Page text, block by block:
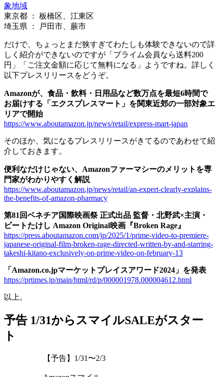
象地域
東京都 ： 板橋区、江東区
埼玉県 ： 戸田市、蕨市
だけで、ちょっとまだ狭すぎてわたしも体験できないので詳
しく紹介ができないのですが「プライム会員なら送料200
円」「ご注文金額に応じて無料になる」ようですね。詳しく
以下プレスリリースをどうぞ。
Amazonが、食品・飲料・日用品など数万点を最短6時間で
お届けする「エクスプレスマート」を関東近郊の一部対象エ
リアで開始
https://www.aboutamazon.jp/news/retail/express-mart-japan
そのほか、気になるプレスリリースがきてるのであわせて紹
介しておきます。
便利なだけじゃない、Amazonファーマシーのメリットを専
門家がわかりやすく解説
https://www.aboutamazon.jp/news/retail/an-expert-clearly-explains-
the-benefits-of-amazon-pharmacy
第81回ベネチア国際映画祭 正式出品 監督・北野武×主演・
ビートたけし Amazon Original映画『Broken Rage』
https://press.aboutamazon.com/jp/2025/1/prime-video-to-premiere-
japanese-original-film-broken-rage-directed-written-by-and-starring-
takeshi-kitano-exclusively-on-prime-video-on-february-13
「Amazon.co.jpマーケットプレイスアワード2024」を発表
https://prtimes.jp/main/html/rd/p/000001978.000004612.html
以上。
予告 1/31からスマイルSALEがスター
ト
【予告】1/31〜2/3